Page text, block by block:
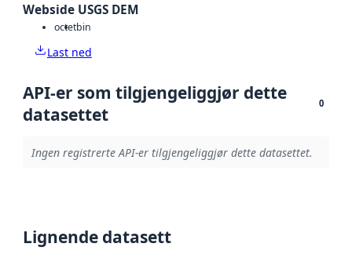
Webside USGS DEM
octetbin
Last ned
API-er som tilgjengeliggjør dette
datasettet
0
Ingen registrerte API-er tilgjengeliggjør dette datasettet.
Lignende datasett